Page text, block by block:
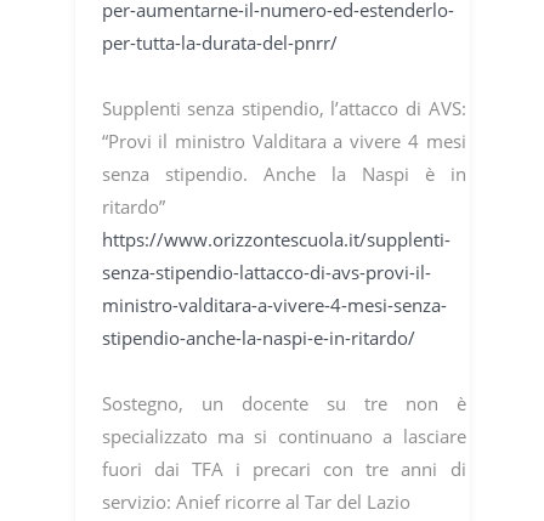
per-aumentarne-il-numero-ed-estenderlo-
per-tutta-la-durata-del-pnrr/
Supplenti senza stipendio, l’attacco di AVS:
“Provi il ministro Valditara a vivere 4 mesi
senza stipendio. Anche la Naspi è in
ritardo”
https://www.orizzontescuola.it/supplenti-
senza-stipendio-lattacco-di-avs-provi-il-
ministro-valditara-a-vivere-4-mesi-senza-
stipendio-anche-la-naspi-e-in-ritardo/
Sostegno, un docente su tre non è
specializzato ma si continuano a lasciare
fuori dai TFA i precari con tre anni di
servizio: Anief ricorre al Tar del Lazio